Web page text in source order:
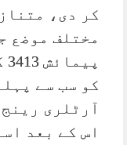
کر دی،
مختلف موضع
آرٹلری